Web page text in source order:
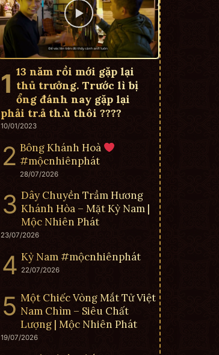
13 năm rồi mới gặp lại
thủ trưởng. Trước lì bị
ổng đánh nay gặp lại
phải tr.ả th.ù thôi ????
10/01/2023
Bông Khánh Hoà
#mộcnhiênphát
28/07/2026
Dây Chuyền Trầm Hương
Khánh Hòa – Mặt Kỳ Nam |
Mộc Nhiên Phát
23/07/2026
Kỳ Nam #mộcnhiênphát
22/07/2026
Một Chiếc Vòng Mắt Tử Việt
Nam Chìm – Siêu Chất
Lượng | Mộc Nhiên Phát
19/07/2026